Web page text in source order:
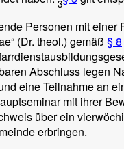
3
Personen mit einer
(Dr. theol.) gemäß § 8
Abschluss legen
eine Teilnahme an
mit ihrer
über ein
erbringen.